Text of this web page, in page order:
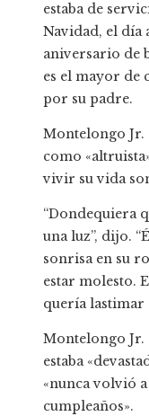
estaba de
Navidad, el día
aniversario de
es el mayor de
por su padre.
Montelongo Jr.
como
vivir su vida
“Dondequiera
una luz”, dijo.
sonrisa en su
estar molesto.
quería lastimar
Montelongo Jr.
estaba
«nunca volvió
cumpleaños».